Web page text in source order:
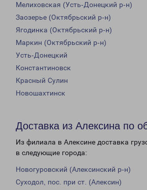
Мелиховская (Усть-Донецкий р-н)
Заозерье (Октябрьский р-н)
Ягодинка (Октябрьский р-н)
Маркин (Октябрьский р-н)
Усть-Донецкий
Константиновск
Красный Сулин
Новошахтинск
Доставка из Алексина по
Из филиала в Алексине доставка
в следующие города:
Новогуровский (Алексинский р-н)
Суходол, пос. при ст. (Алексин)